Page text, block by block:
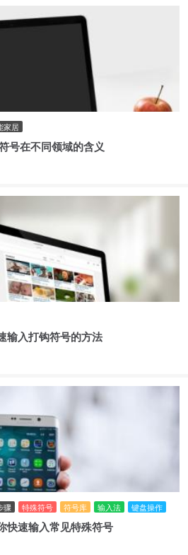
家居
号在不同领域的含义
输入打钩符号的方法
骤 特殊符号 符号库 输入法 键盘操作
快速输入常见特殊符号